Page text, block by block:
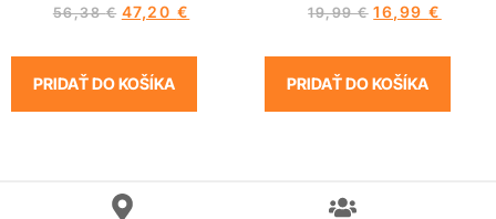
56,38€ 47,20 €
PRIDAŤ DO KOŠÍKA
19,99€ 16,99€
PRIDAŤ DO KOŠÍKA